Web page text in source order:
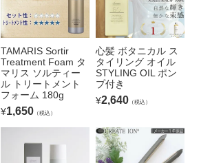
TAMARIS Sortir
Treatment Foam タ
マリス ソルティー
ル トリートメント
フォーム 180g
¥1,650 （税込）
心髪 ボタニカル ス
タイリング オイル
STYLING OIL ポン
プ付き
¥2,640（税込）